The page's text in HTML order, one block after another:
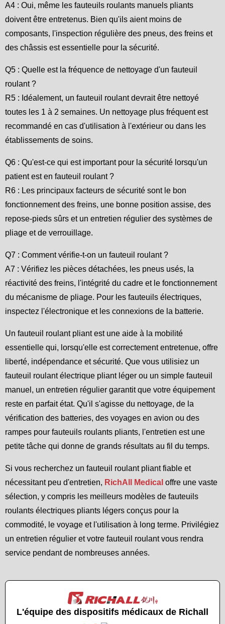
A4 : Oui, même les fauteuils roulants manuels pliants
doivent être entretenus. Bien qu'ils aient moins de
composants, l'inspection régulière des pneus, des freins et
des châssis est essentielle pour la sécurité.
Q5 : Quelle est la fréquence de nettoyage d'un fauteuil
roulant ?
R5 : Idéalement, un fauteuil roulant devrait être nettoyé
toutes les 1 à 2 semaines. Un nettoyage plus fréquent est
recommandé en cas d'utilisation à l'extérieur ou dans les
établissements de soins.
Q6 : Qu'est-ce qui est important pour la sécurité lorsqu'un
patient est en fauteuil roulant ?
R6 : Les principaux facteurs de sécurité sont le bon
fonctionnement des freins, une bonne position assise, des
repose-pieds sûrs et un entretien régulier des systèmes de
pliage et de verrouillage.
Q7 : Comment vérifie-t-on un fauteuil roulant ?
A7 : Vérifiez les pièces détachées, les pneus usés, la
réactivité des freins, l'intégrité du cadre et le fonctionnement
du mécanisme de pliage. Pour les fauteuils électriques,
inspectez l'électronique et les connexions de la batterie.
Un fauteuil roulant pliant est une aide à la mobilité
essentielle qui, lorsqu'elle est correctement entretenue, offre
liberté, indépendance et sécurité. Que vous utilisiez un
fauteuil roulant électrique pliant léger ou un simple fauteuil
manuel, un entretien régulier garantit que votre équipement
reste en parfait état. Qu'il s'agisse du nettoyage, de la
vérification des batteries, des voyages en avion ou des
rampes pour fauteuils roulants pliants, l'entretien est une
petite tâche qui donne de grands résultats au fil du temps.
Si vous recherchez un fauteuil roulant pliant fiable et
nécessitant peu d'entretien, RichAll Medical offre une vaste
sélection, y compris les meilleurs modèles de fauteuils
roulants électriques pliants légers conçus pour la
commodité, le voyage et l'utilisation à long terme. Privilégiez
un entretien régulier et votre fauteuil roulant vous rendra
service pendant de nombreuses années.
L'équipe des dispositifs médicaux de Richall